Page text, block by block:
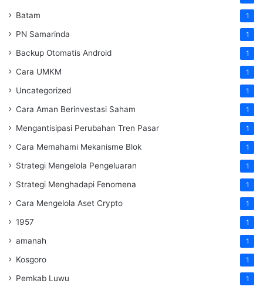
Batam 1
PN Samarinda 1
Backup Otomatis Android 1
Cara UMKM 1
Uncategorized 1
Cara Aman Berinvestasi Saham 1
Mengantisipasi Perubahan Tren Pasar 1
Cara Memahami Mekanisme Blok 1
Strategi Mengelola Pengeluaran 1
Strategi Menghadapi Fenomena 1
Cara Mengelola Aset Crypto 1
1957 1
amanah 1
Kosgoro 1
Pemkab Luwu 1